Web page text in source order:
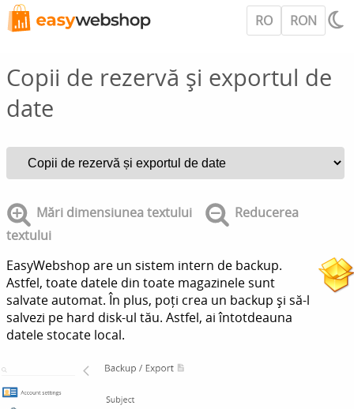
RO RON
Copii de rezervă și exportul de
date
Mări dimensiunea textului
Reducerea
textului
EasyWebshop are un sistem intern de backup.
Astfel, toate datele din toate magazinele sunt
salvate automat. În plus, poți crea un backup și să-l
salvezi pe hard disk-ul tău. Astfel, ai întotdeauna
datele stocate local.